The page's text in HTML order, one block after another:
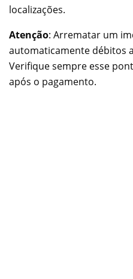
localizações.
Atenção: Arrematar um
automaticamente débitos
Verifique sempre esse
após o pagamento.